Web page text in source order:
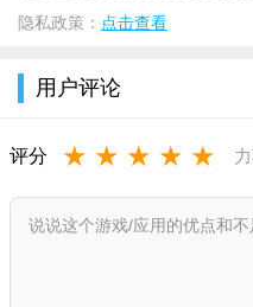
隐私政策： 点击查看
用户评论
评分 ★ ★ ★ ★ ★